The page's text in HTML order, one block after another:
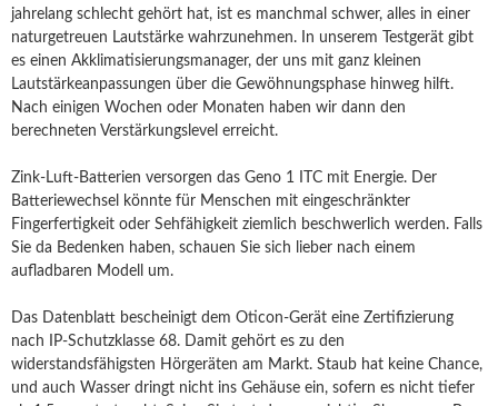
jahrelang schlecht gehört hat, ist es manchmal schwer, alles in einer
naturgetreuen Lautstärke wahrzunehmen. In unserem Testgerät gibt
es einen Akklimatisierungsmanager, der uns mit ganz kleinen
Lautstärkeanpassungen über die Gewöhnungsphase hinweg hilft.
Nach einigen Wochen oder Monaten haben wir dann den
berechneten Verstärkungslevel erreicht.
Zink-Luft-Batterien versorgen das Geno 1 ITC mit Energie. Der
Batteriewechsel könnte für Menschen mit eingeschränkter
Fingerfertigkeit oder Sehfähigkeit ziemlich beschwerlich werden. Falls
Sie da Bedenken haben, schauen Sie sich lieber nach einem
aufladbaren Modell um.
Das Datenblatt bescheinigt dem Oticon-Gerät eine Zertifizierung
nach IP-Schutzklasse 68. Damit gehört es zu den
widerstandsfähigsten Hörgeräten am Markt. Staub hat keine Chance,
und auch Wasser dringt nicht ins Gehäuse ein, sofern es nicht tiefer